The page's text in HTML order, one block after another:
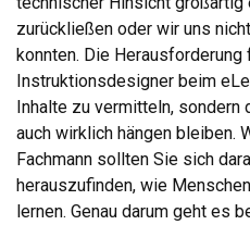
zurückließen oder wir uns
konnten. Die Herausforderung
Instruktionsdesigner beim
Inhalte zu vermitteln, sondern
auch wirklich hängen bleiben.
Fachmann sollten Sie sich
herauszufinden, wie
lernen. Genau darum geht es